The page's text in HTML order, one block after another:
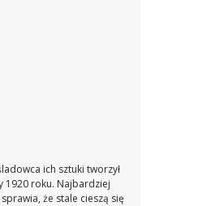
ich sztuki tworzył
1920 roku. Najbardziej
że stale cieszą się